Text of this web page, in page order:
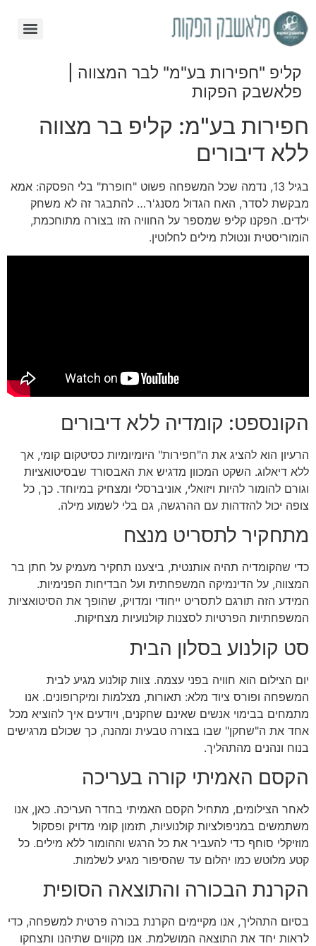
קליפ "חפירות בע"מ" לבר המצווה |
פלאשבק הפקות
חפירות בע"מ: קליפ בר מצווה
ללא דיבורים
בגיל 13, נדמה שכל המשפחה פשוט "חופרת" בלי הפסקה: אמא
מבקשת לסדר, האח הגדול מסנג'ר… להתבגר זה לא משחק
ילדים. הפקנו קליפ שמספר על החוויה הזו בצורה מתוחכמת,
הומוריסטית ונטולת מילים לחלוטין.
הקונספט: קומדיה ללא דיבורים
הרעיון הוא להציג את ה"חפירות" היומיומיות כסיטקום קומי, אך
ללא דיאלוג. השקט המכוון מדגיש את האבסורד שבסיטואציות
וגורם להומור להיות ויזואלי, אוניברסלי ומצחיק במיוחד. כך, כל
צופה יכול להזדהות עם ההרגשה, גם בלי לשמוע מילה.
מתחקיר לתסריט מנצח
כדי שהקומדיה תהיה אותנטית, ביצענו תחקיר מעמיק על חתן בר
המצווה, על הדינמיקה המשפחתית ועל הבדיחות הפנימיות.
המידע הזה תורגם לתסריט ייחודי ומדויק, שהופך את הסיטואציות
המשפחתיות הפרטיות לסצנות קולנועיות מצחיקות.
סט קולנוע בסלון הבית
יום הצילום הוא חוויה בפני עצמה. צוות קולנוע מגיע לבית
המשפחה ופורס ציוד מלא: תאורות, מצלמות ומיקרופונים. אנו
מתמחים בבימוי אנשים שאינם שחקנים, ויודעים איך להוציא מכל
אחד את ה"שחקן" שבו בצורה טבעית ומהנה, כך שכולם מרגישים
בנוח ונהנים מהתהליך.
הקסם האמיתי קורה בעריכה
לאחר הצילומים, מתחיל הקסם האמיתי בחדר העריכה. כאן, אנו
משתמשים במניפולציות קולנועיות, תזמון קומי מדויק ופסקול
מוזיקלי סוחף כדי להעביר את כל הרגש וההומור ללא מילים. כל
קטע מלוטש כמו יהלום עד שהסיפור מגיע לשלמות.
הקרנת הבכורה והתוצאה הסופית
בסיום התהליך, אנו מקיימים הקרנת בכורה פרטית למשפחה, כדי
לראות יחד את התוצאה המושלמת. אנו מקווים שתיהנו ותצחקו